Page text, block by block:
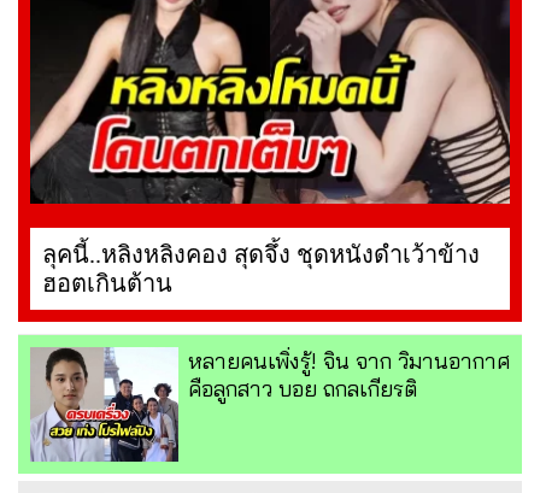
ลุคนี้..หลิงหลิงคอง สุดจึ้ง ชุดหนังดำเว้าข้าง
ฮอตเกินต้าน
หลายคนเพิ่งรู้! จิน จาก วิมานอากาศ
คือลูกสาว บอย ถกลเกียรติ